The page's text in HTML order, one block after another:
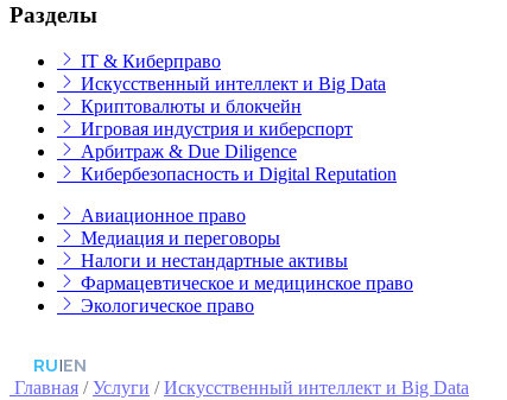
Разделы
IT & Киберправо
Искусственный интеллект и Big Data
Криптовалюты и блокчейн
Игровая индустрия и киберспорт
Арбитраж & Due Diligence
Кибербезопасность и Digital Reputation
Авиационное право
Медиация и переговоры
Налоги и нестандартные активы
Фармацевтическое и медицинское право
Экологическое право
RU|EN
Главная /Услуги /Искусственный интеллект и Big Data